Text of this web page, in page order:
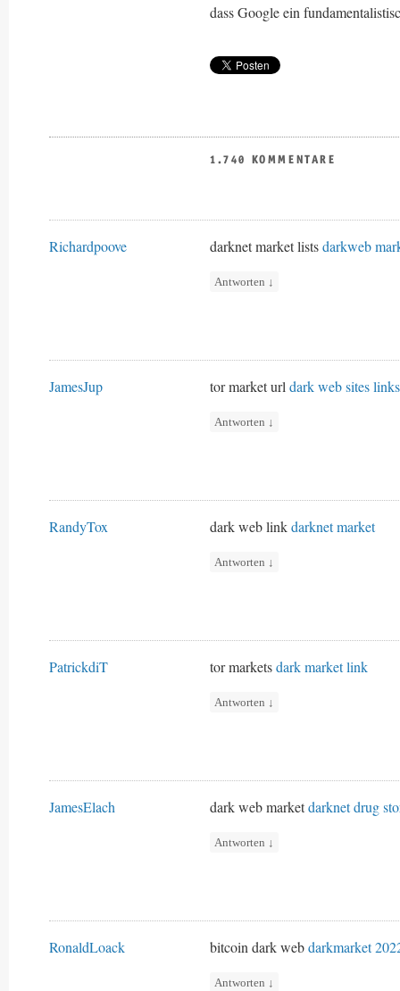
dass Google ein
1.740 KOMMENTARE
Richardpoove darknet market listsdarkweb
Antworten ↓
JamesJup tor market urldark web sites links
Antworten ↓
RandyTox dark web linkdarknet market
Antworten ↓
PatrickdiT tor marketsdark market link
Antworten ↓
JamesElach dark web marketdarknet drug
Antworten ↓
RonaldLoack bitcoin dark webdarkmarket
Antworten ↓